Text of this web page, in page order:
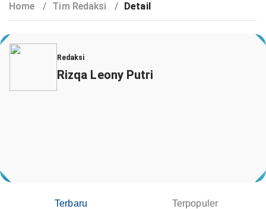
Home / Tim Redaksi / Detail
Redaksi
Rizqa Leony Putri
Terbaru Terpopuler